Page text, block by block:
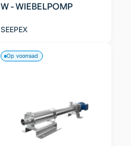
W - WIEBELPOMP
SEEPEX
Op voorraad